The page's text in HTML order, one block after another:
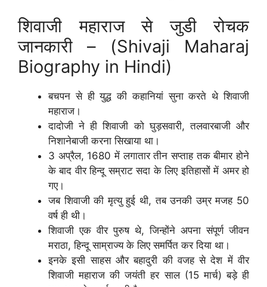
शिवाजी महाराज से जुडी रोचक
जानकारी – (Shivaji Maharaj
Biography in Hindi)
बचपन से ही युद्ध की कहानियां सुना करते थे शिवाजी
महाराज।
दादोजी ने ही शिवाजी को घुड़सवारी, तलवारबाजी और
निशानेबाजी करना सिखाया था।
3 अप्रैल, 1680 में लगातार तीन सप्ताह तक बीमार होने
के बाद वीर हिन्दू सम्राट सदा के लिए इतिहासों में अमर हो
गए।
जब शिवाजी की मृत्यु हुई थी, तब उनकी उम्र मजह 50
वर्ष ही थी।
शिवाजी एक वीर पुरुष थे, जिन्होंने अपना संपूर्ण जीवन
मराठा, हिन्दू साम्राज्य के लिए समर्पित कर दिया था।
इनके इसी साहस और बहादुरी की वजह से देश में वीर
शिवाजी महाराज की जयंती हर साल (15 मार्च) बड़े ही